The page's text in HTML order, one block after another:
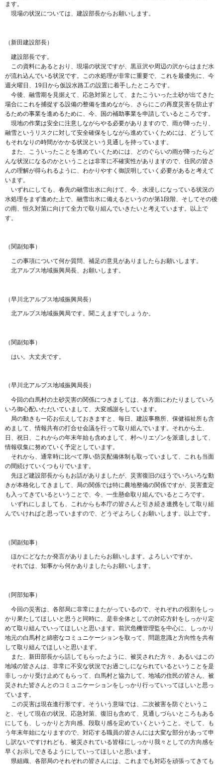
ます。
現場の状況については、建設部長からお願いします。
（新田建設部長）
建設部長です。
この資料にあるとおり、現場の状況ですが、黒豆沢や周辺の沢からはまだ水
が流れ込んでいる状況です。この水処理が非常に重要で、これを最優先に、今
週火曜日、19日から仮設水路工の設置に着手したところです。
今後、融雪期を見据えて、応急対策として、またこういった土砂が出てきた
場合にこれを捕捉する設備の整備を進めながら、さらにこの再度災害を防止す
るための事業を進めるために、今、国の補助事業を申請しているところです。
現地の作業は安全に注意しながらやる必要がありますので、雨が降ったり、
融雪というリスクに対して安全確保をしながら進めていくためには、どうして
もそれなりの時間がかかる状況という見通しを持っています。
また、こういったことを進めていくためには、どのぐらいの雨が降ったらど
んな状況になるのかということは非常に不確実性がありますので、住民の皆さ
んの理解が得られるように、わかりやすく御説明していく必要があると考えて
います。
いずれにしても、春先の融雪出水に向けて、今、水浸しになっている状況の
水処理をまず進めた上で、融雪出水に備えるというのが第1段階、そしてその後
の雨、恒久対策に向けて全力で取り組んでいきたいと考えています。以上で
す。
（関副知事）
この事項について何か質問、補足の意見がありましたらお願いします。
北アルプス地域振興局長、お願いします。
（早川北アルプス地域振興局長）
北アルプス地域振興局です。聞こえますでしょうか。
（関副知事）
はい。大丈夫です。
（早川北アルプス地域振興局長）
今回の白馬村の土砂災害の関係につきましては、各方面にわたりましていろ
いろ御心配いただいていまして、大変感謝をしています。
局の動きも一応お伝えしておきますと、毎日、建設事務所、保健福祉所も含
めまして、情報共有の打合せ会議を行って取り組んでいます。それから土、
日、祝日、これからの年末年始も含めまして、村へリエゾンを派遣しまして、
情報収集に努めていく予定としています。
それから、通常時に比べて厚い防災配備体制も取っていまして、これも当面
の間続けていくつもりでいます。
先ほど建設部長からもお話がありましたが、災害復旧のほうでいろいろな動
きが本格化してきまして、局の関係では特に農地整備の関係ですが、災害査定
も入ってきているということで、今、一生懸命取り組んでいるところです。
いずれにしましても、これからも本庁の皆さんと引き続き連携をして取り組
んでいければと思っていますので、どうぞよろしくお願いします。以上です。
（関副知事）
ほかにどなたか発言がありましたらお願いします。よろしいですか。
それでは、知事から何かありましたらお願いします。
（阿部知事）
今回の災害は、各部局に非常にまたがっているので、それぞれの役割をしっ
かり果たしてほしいと思うと同時に、是非全体としての対応方針をしっかり定
めて取り組んでいってほしいと思います。前沢危機管理監を中心に、しっかり
地元の白馬村と綿密なコミュニケーションを取って、問題意識と方向性を共有
して取り組んでほしいと思います。
また、新田部長から話してもらったように、被災された方々、あるいはこの
地域の皆さんは、非常に不安な状況でお過ごしになられているということを是
非しっかり受け止めてもらって、白馬村と協力して、地域の住民の皆さん、被
災された皆さんとのコミュニケーションをしっかり行っていってほしいと思っ
ています。
この災害は現在進行形です。そういう意味では、二次被害を防ぐというこ
と、そして現在の状況、応急対策、復旧も含めて、見通しづらいところもある
にしても、しっかりと方向感、段取り感を定めていくということ。そして、も
う年末年始になりますので、対応する職員の皆さんには大変な部分があって申
し訳ないですけれども、被災されている皆様にしっかり我々としての方向感を
早くお示しできるようにしていってほしいと思います。
県組織、各部局のそれぞれの皆さんには、これまでも対応を頑張ってきても